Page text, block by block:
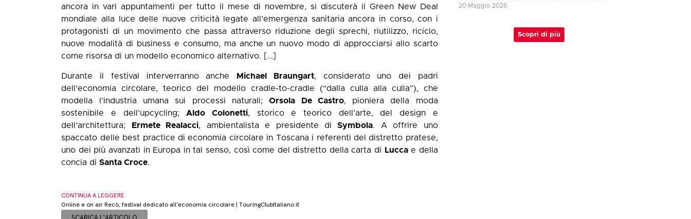
ancora in vari appuntamenti per tutto il mese di novembre, si discuterà il Green New Deal
mondiale alla luce delle nuove criticità legate all’emergenza sanitaria ancora in corso, con i
protagonisti di un movimento che passa attraverso riduzione degli sprechi, riutilizzo, riciclo,
nuove modalità di business e consumo, ma anche un nuovo modo di approcciarsi allo scarto
come risorsa di un modello economico alternativo. [...]
Durante il festival interverranno anche Michael Braungart, considerato uno dei padri
dell’economia circolare, teorico del modello cradle-to-cradle (“dalla culla alla culla”), che
modella l’industria umana sui processi naturali;Orsola De Castro, pioniera della moda
sostenibile e dell’upcycling;Aldo Colonetti, storico e teorico dell’arte, del design e
dell’architettura;
Ermete Realacci, ambientalista e presidente diSymbola. A offrire uno
spaccato delle best practice di economia circolare in Toscana i referenti del distretto pratese,
uno dei più avanzati in Europa in tal senso, così come del distretto della carta di
Luccae della
concia diSanta Croce.
CONTINUA A LEGGERE
Online e on air Recò, festival dedicato all’economia circolare | TouringClubItaliano.it
20 Maggio 2026
Scopri di più